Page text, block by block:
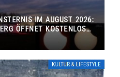
IM AUGUST 2026:
ÖFFNET KOSTENLOS
KULTUR & LIFESTYLE